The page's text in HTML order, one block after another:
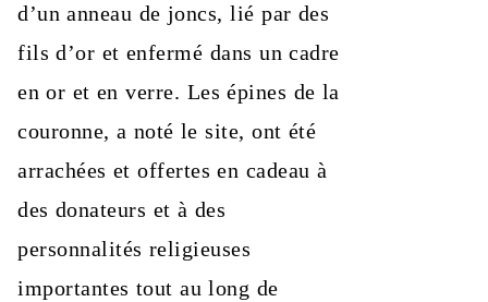
d’un anneau de joncs, lié par des
fils d’or et enfermé dans un cadre
en or et en verre. Les épines de la
couronne, a noté le site, ont été
arrachées et offertes en cadeau à
des donateurs et à des
personnalités religieuses
importantes tout au long de